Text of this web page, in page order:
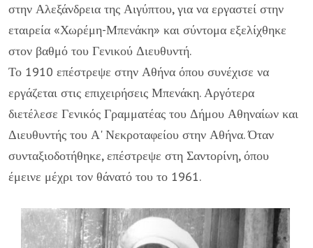
στην Αλεξάνδρεια της Αιγύπτου, για να εργαστεί στην
εταιρεία «Χωρέμη-Μπενάκη» και σύντομα εξελίχθηκε
στον βαθμό του Γενικού Διευθυντή.
Το 1910 επέστρεψε στην Αθήνα όπου συνέχισε να
εργάζεται στις επιχειρήσεις Μπενάκη. Αργότερα
διετέλεσε Γενικός Γραμματέας του Δήμου Αθηναίων και
Διευθυντής του Α' Νεκροταφείου στην Αθήνα. Όταν
συνταξιοδοτήθηκε, επέστρεψε στη Σαντορίνη, όπου
έμεινε μέχρι τον θάνατό του το 1961.